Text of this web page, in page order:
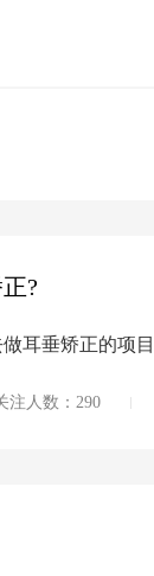
?
耳垂矫正的项
注人数：290